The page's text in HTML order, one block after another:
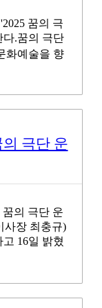
꿈의 극
다.꿈의 극단
화예술을 향
의 극단 운
꿈의 극단 운
사장 최충규)
16일 밝혔